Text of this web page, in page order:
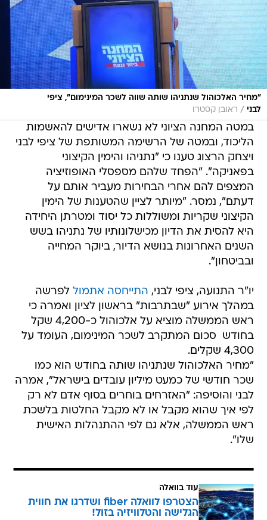
"מחיר האלכוהול שנתניהו שותה שווה לשכר המינימום", ציפי
לבני / ראובן קסטרו
במטה המחנה הציוני לא נשארו אדישים להאשמות
הליכוד, ובמטה של הרשימה המשותפת של ציפי לבני
ויצחק הרצוג טענו כי "נתניהו והימין הקיצוני
בפאניקה". "הפחד שלהם מספסלי האופוזיציה
המצפים להם אחרי הבחירות מעביר אותם על
דעתם", נמסר. "מיותר לציין שהטענות של הימין
הקיצוני שקריות ומשוללות כל יסוד ומטרתן היחידה
היא להסית את הדיון מכישלונותיו של נתניהו בשש
השנים האחרונות בנושא הדיור, ביוקר המחייה
ובביטחון".
יו"ר התנועה, ציפי לבני, התייחסה אתמול לפרשה
במהלך אירוע "שבתרבות" בראשון לציון ואמרה כי
ראש הממשלה מוציא על אלכוהול כ-4,200 שקל
בחודש  סכום המתקרב לשכר המינימום, העומד על
4,300 שקלים.
"מחיר האלכוהול שנתניהו שותה בחודש הוא כמו
שכר חודשי של כמעט מיליון עובדים בישראל", אמרה
לבני והוסיפה: "האזרחים בוחרים בסוף אדם לא רק
לפי איך שהוא מקבל או לא מקבל החלטות בלשכת
ראש הממשלה, אלא גם לפי ההתנהלות האישית
שלו".
עוד בוואלה
הצטרפו לוואלה fiber ושדרגו את חווית
הגלישה והטלוויזיה בזול!